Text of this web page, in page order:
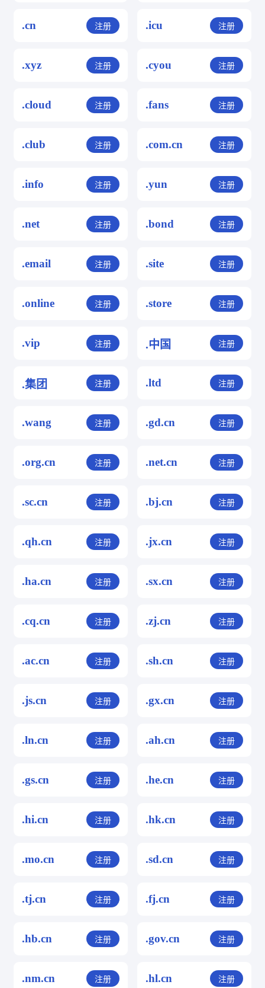
.cn 注册 .icu 注册
.xyz 注册 .cyou 注册
.cloud 注册 .fans 注册
.club 注册 .com.cn 注册
.info 注册 .yun 注册
.net 注册 .bond 注册
.email 注册 .site 注册
.online 注册 .store 注册
.vip 注册 .中国 注册
.集团 注册 .ltd 注册
.wang 注册 .gd.cn 注册
.org.cn 注册 .net.cn 注册
.sc.cn 注册 .bj.cn 注册
.qh.cn 注册 .jx.cn 注册
.ha.cn 注册 .sx.cn 注册
.cq.cn 注册 .zj.cn 注册
.ac.cn 注册 .sh.cn 注册
.js.cn 注册 .gx.cn 注册
.ln.cn 注册 .ah.cn 注册
.gs.cn 注册 .he.cn 注册
.hi.cn 注册 .hk.cn 注册
.mo.cn 注册 .sd.cn 注册
.tj.cn 注册 .fj.cn 注册
.hb.cn 注册 .gov.cn 注册
.nm.cn 注册 .hl.cn 注册